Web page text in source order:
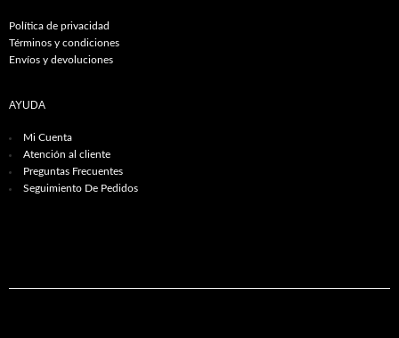
Política de privacidad
Términos y condiciones
Envíos y devoluciones
AYUDA
Mi Cuenta
Atención al cliente
Preguntas Frecuentes
Seguimiento De Pedidos